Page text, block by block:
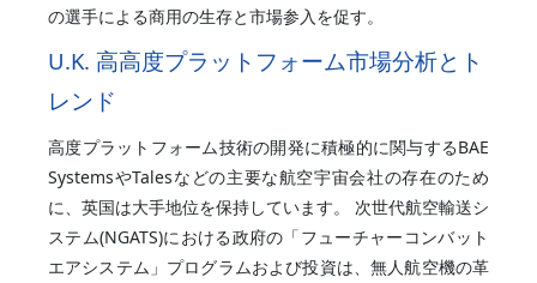
の選手による商用の生存と市場参入を促す。
U.K. 高高度プラットフォーム市場分析とト
レンド
高度プラットフォーム技術の開発に積極的に関与するBAE
SystemsやTalesなどの主要な航空宇宙会社の存在のため
に、英国は大手地位を保持しています。 次世代航空輸送シ
ステム(NGATS)における政府の「フューチャーコンバット
エアシステム」プログラムおよび投資は、無人航空機の革